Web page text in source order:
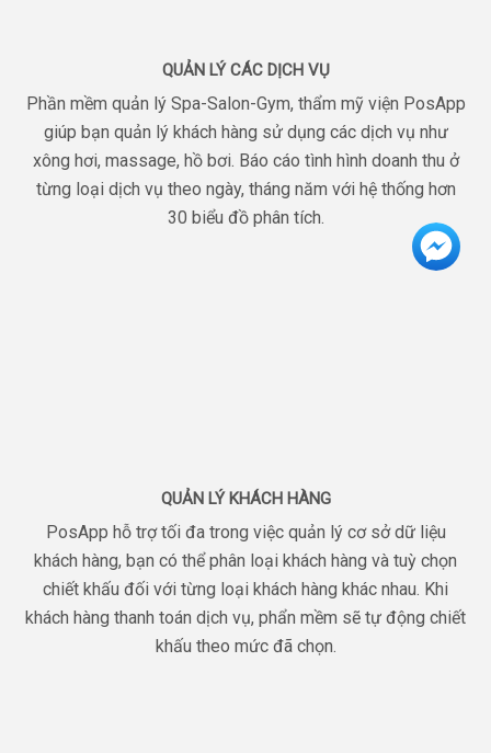
QUẢN LÝ CÁC DỊCH VỤ
Phần mềm quản lý Spa-Salon-Gym, thẩm mỹ viện PosApp
giúp bạn quản lý khách hàng sử dụng các dịch vụ như
xông hơi, massage, hồ bơi. Báo cáo tình hình doanh thu ở
từng loại dịch vụ theo ngày, tháng năm với hệ thống hơn
30 biểu đồ phân tích.
QUẢN LÝ KHÁCH HÀNG
PosApp hỗ trợ tối đa trong việc quản lý cơ sở dữ liệu
khách hàng, bạn có thể phân loại khách hàng và tuỳ chọn
chiết khấu đối với từng loại khách hàng khác nhau. Khi
khách hàng thanh toán dịch vụ, phẩn mềm sẽ tự động chiết
khấu theo mức đã chọn.